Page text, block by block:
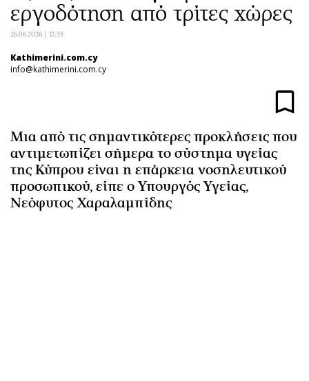
Αθλητισμός
Κύπρος
Ελλάδα
Διεθνή
Οικονομία
Real Estate
Επιχειρήσεις
Αγορές
Money Review
Geek
Πολιτική
Οικονομία
Γενικά
Αναδρομές
εργοδότηση από τρίτες χώρες
26.06.2026 | 12:35
Kathimerini.com.cy
info@kathimerini.com.cy
Μια από τις σημαντικότερες προκλήσεις που
αντιμετωπίζει σήμερα το σύστημα υγείας
της Κύπρου είναι η επάρκεια νοσηλευτικού
προσωπικού, είπε ο Υπουργός Υγείας,
Νεόφυτος Χαραλαμπίδης